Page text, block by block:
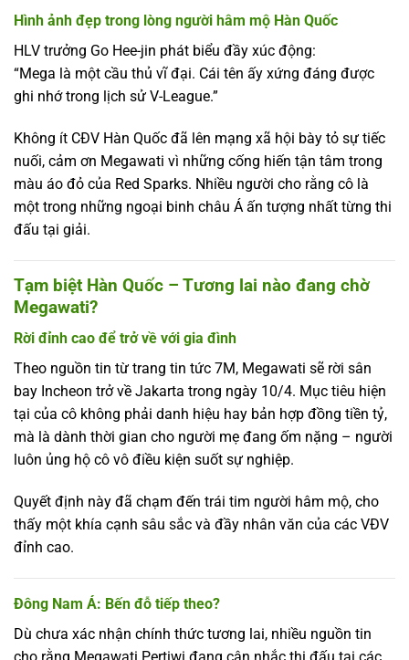
Hình ảnh đẹp trong lòng người hâm mộ Hàn Quốc
HLV trưởng Go Hee-jin phát biểu đầy xúc động:
“Mega là một cầu thủ vĩ đại. Cái tên ấy xứng đáng được
ghi nhớ trong lịch sử V-League.”
Không ít CĐV Hàn Quốc đã lên mạng xã hội bày tỏ sự tiếc
nuối, cảm ơn Megawati vì những cống hiến tận tâm trong
màu áo đỏ của Red Sparks. Nhiều người cho rằng cô là
một trong những ngoại binh châu Á ấn tượng nhất từng thi
đấu tại giải.
Tạm biệt Hàn Quốc – Tương lai nào đang chờ
Megawati?
Rời đỉnh cao để trở về với gia đình
Theo nguồn tin từ trang tin tức 7M, Megawati sẽ rời sân
bay Incheon trở về Jakarta trong ngày 10/4. Mục tiêu hiện
tại của cô không phải danh hiệu hay bản hợp đồng tiền tỷ,
mà là dành thời gian cho người mẹ đang ốm nặng – người
luôn ủng hộ cô vô điều kiện suốt sự nghiệp.
Quyết định này đã chạm đến trái tim người hâm mộ, cho
thấy một khía cạnh sâu sắc và đầy nhân văn của các VĐV
đỉnh cao.
Đông Nam Á: Bến đỗ tiếp theo?
Dù chưa xác nhận chính thức tương lai, nhiều nguồn tin